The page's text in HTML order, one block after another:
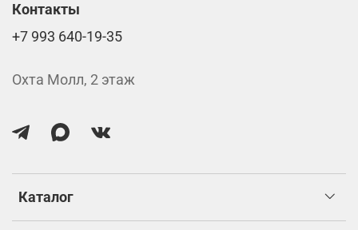
Каталог
Контакты
+7 993 640-19-35
Охта Молл, 2 этаж